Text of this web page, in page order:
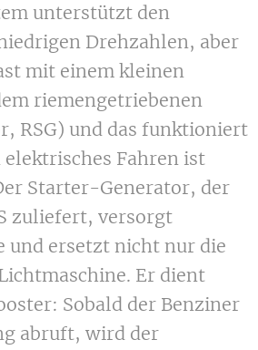
unterstützt den
Drehzahlen, aber
mit einem kleinen
riemengetriebenen
RSG) und das funktioniert
Fahren ist
Starter-Generator, der
zuliefert, versorgt
und ersetzt nicht nur die
Er dient
Sobald der Benziner
abruft, wird der